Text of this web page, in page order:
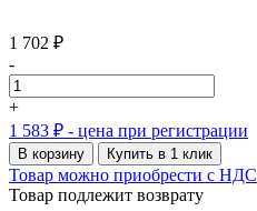
1 702 ₽
-
+
1 583 ₽ - цена при регистрации
В корзину Купить в 1 клик
Товар можно приобрести с НДС
Товар подлежит возврату